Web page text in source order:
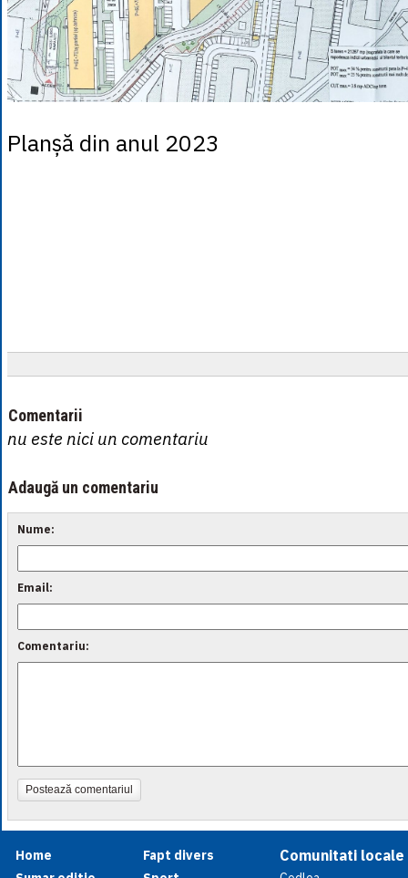
Planșă din anul 2023
Comentarii
nu este nici un comentariu
Adaugă un comentariu
Nume:
Email:
Comentariu:
Postează comentariul
Home
Fapt divers
Comunitati locale